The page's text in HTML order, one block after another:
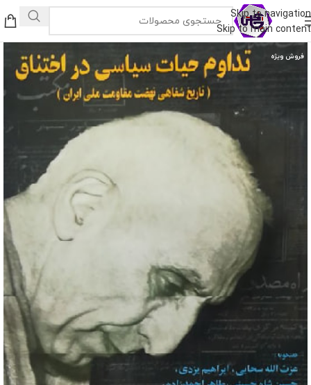
Skip to navigation
Skip to main content
فروش ویژه